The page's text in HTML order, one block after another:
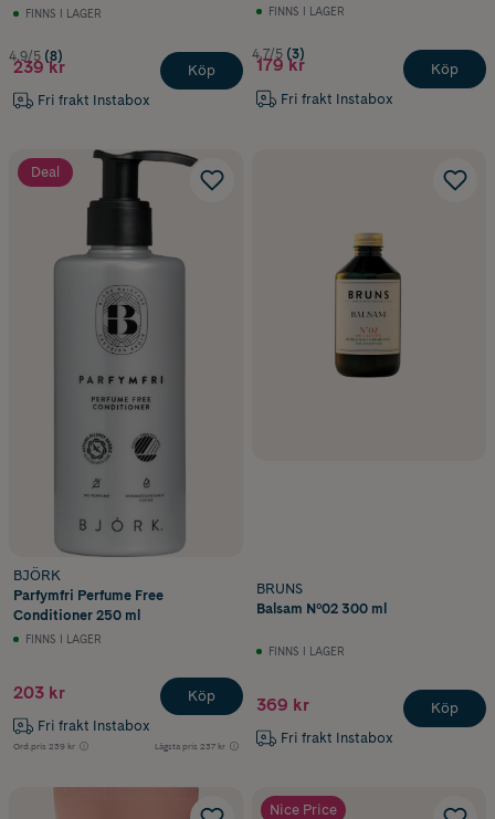
FINNS I LAGER
4.9/5 (8)
239 kr
Fri frakt Instabox
Köp
FINNS I LAGER
4.7/5 (3)
179 kr
Fri frakt Instabox
Köp
Deal
BJÖRK
Parfymfri Perfume Free
Conditioner 250 ml
FINNS I LAGER
203 kr
Fri frakt Instabox
Ord.pris 239 kr Lägsta pris 237 kr
Köp
BRUNS
Balsam Nº02 300 ml
FINNS I LAGER
369 kr
Fri frakt Instabox
Köp
Nice Price